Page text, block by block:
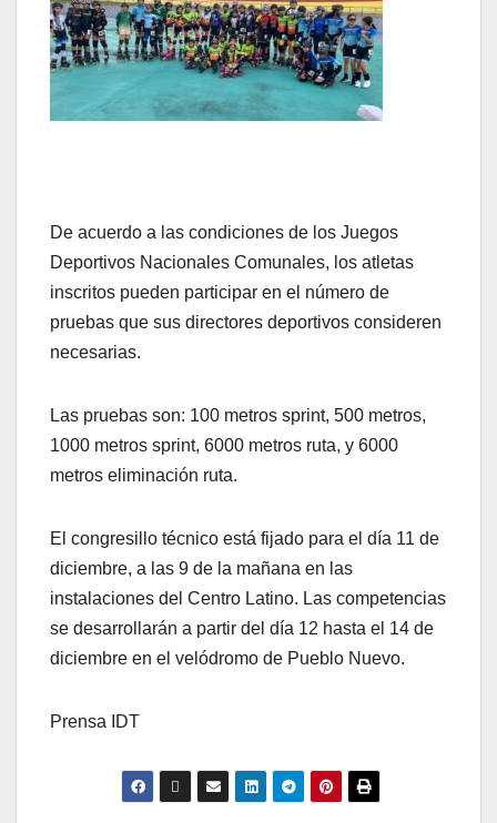
De acuerdo a las condiciones de los Juegos
Deportivos Nacionales Comunales, los atletas
inscritos pueden participar en el número de
pruebas que sus directores deportivos consideren
necesarias.
Las pruebas son: 100 metros sprint, 500 metros,
1000 metros sprint, 6000 metros ruta, y 6000
metros eliminación ruta.
El congresillo técnico está fijado para el día 11 de
diciembre, a las 9 de la mañana en las
instalaciones del Centro Latino. Las competencias
se desarrollarán a partir del día 12 hasta el 14 de
diciembre en el velódromo de Pueblo Nuevo.
Prensa IDT